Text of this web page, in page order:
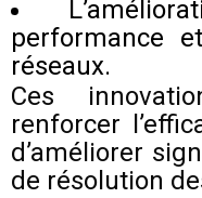
performance
réseaux.
Ces
renforcer
d’améliorer
de résolution